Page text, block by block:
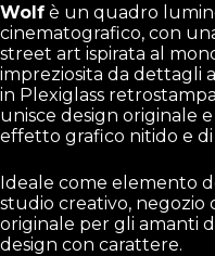
Wolf è un quadro
cinematografico, con
street art ispirata al
impreziosita da dettagli
in Plexiglass
unisce design originale
effetto grafico nitido e
Ideale come elemento
studio creativo, negozio
originale per gli amanti
design con carattere.